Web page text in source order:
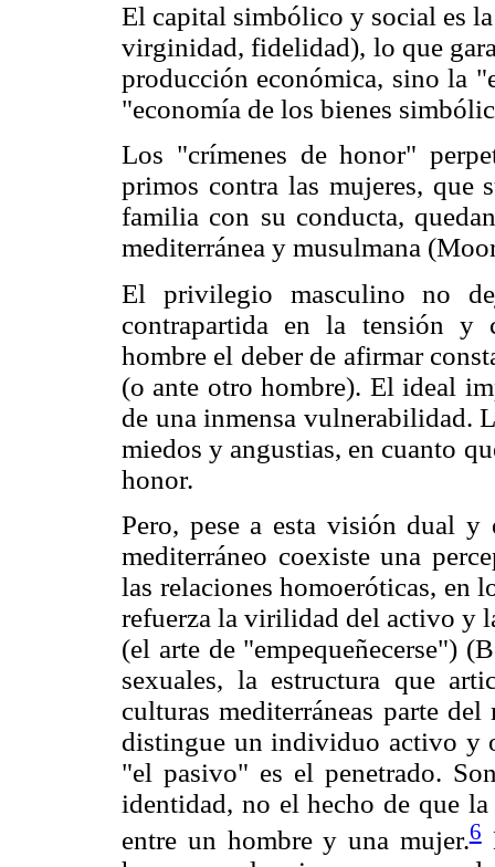
El capital simbólico y social es
virginidad, fidelidad), lo que
producción económica, sino la
"economía de los bienes
Los "crímenes de honor"
primos contra las mujeres, que
familia con su conducta,
mediterránea y musulmana
El privilegio masculino no
contrapartida en la tensión y
hombre el deber de afirmar
(o ante otro hombre). El ideal
de una inmensa vulnerabilidad.
miedos y angustias, en cuanto
honor.
Pero, pese a esta visión dual
mediterráneo coexiste una
las relaciones homoeróticas, en
refuerza la virilidad del activo y
(el arte de "empequeñecerse")
sexuales, la estructura que
culturas mediterráneas parte
distingue un individuo activo y
"el pasivo" es el penetrado.
identidad, no el hecho de que
entre un hombre y una mujer.6